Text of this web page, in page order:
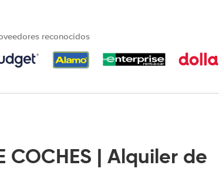
reconocidos
COCHES | Alquiler de